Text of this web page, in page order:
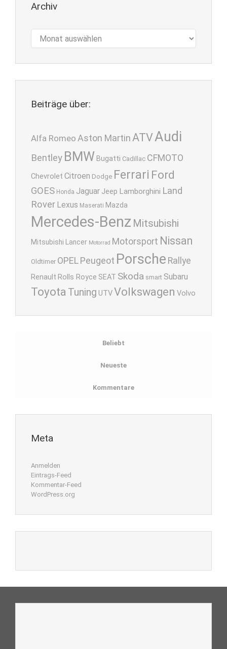
Archiv
Beiträge über:
Alfa Romeo Aston Martin ATVAudi
Bentley BMW Bugatti Cadillac CFMOTO
Chevrolet Citroen Dodge Ferrari Ford
GOES Honda Jaguar Jeep Lamborghini Land
Rover Lexus Maserati Mazda
Mercedes-Benz Mitsubishi
Mitsubishi Lancer Motorrad Motorsport Nissan
Oldtimer OPELPeugeot Porsche Rallye
Renault Rolls Royce SEAT Skoda smart Subaru
Toyota Tuning UTVVolkswagen Volvo
Beliebt
Neueste
Kommentare
Meta
Anmelden
Eintrags-Feed
Kommentar-Feed
WordPress.org